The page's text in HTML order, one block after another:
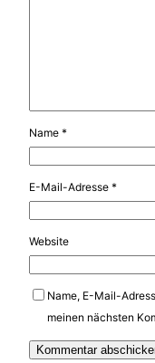
Name *
E-Mail-Adresse *
Website
Name, E-Mail-
meinen nächsten